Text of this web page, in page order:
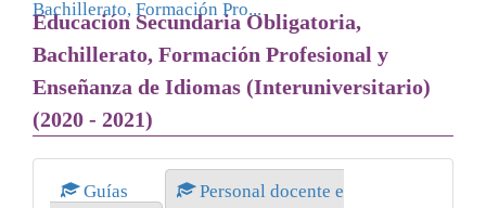
Bachillerato, Formación Pro...
Educación Secundaria Obligatoria,
Bachillerato, Formación Profesional y
Enseñanza de Idiomas (Interuniversitario)
(2020 - 2021)
Guías
Personal docente e